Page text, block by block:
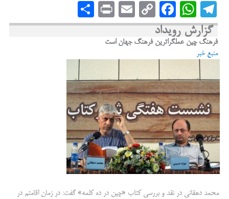
Te
le
gr
a
m
W
ha
ts
A
pp
Fa
ce
bo
ok
C
op
y
Li
nk
E
m
ail
Pr
in
ha
گزارش رویداد
فرهنگ چین عملگرا‌ترین فرهنگ جهان است
منبع خبر
محمد دهقانی در نقد و بررسی کتاب «چین در ده کلمه» گفت: در زمان اقامتم در